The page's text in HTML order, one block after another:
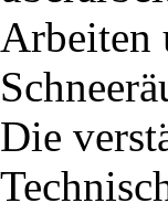
Arbeiten
Die